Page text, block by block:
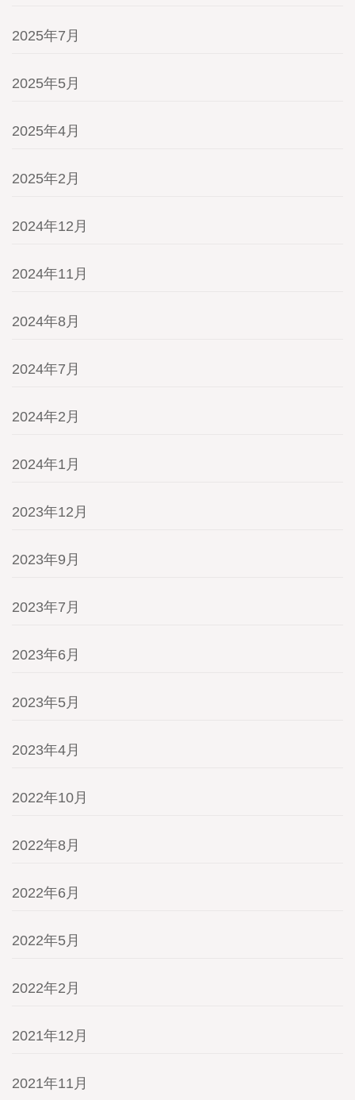
2025年7月
2025年5月
2025年4月
2025年2月
2024年12月
2024年11月
2024年8月
2024年7月
2024年2月
2024年1月
2023年12月
2023年9月
2023年7月
2023年6月
2023年5月
2023年4月
2022年10月
2022年8月
2022年6月
2022年5月
2022年2月
2021年12月
2021年11月